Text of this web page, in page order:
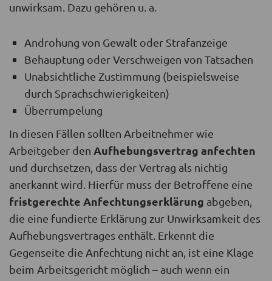
unwirksam. Dazu gehören u. a.
Androhung von Gewalt oder Strafanzeige
Behauptung oder Verschweigen von Tatsachen
Unabsichtliche Zustimmung (beispielsweise
durch Sprachschwierigkeiten)
Überrumpelung
In diesen Fällen sollten Arbeitnehmer wie
Arbeitgeber den Aufhebungsvertrag anfechten
und durchsetzen, dass der Vertrag als nichtig
anerkannt wird. Hierfür muss der Betroffene eine
fristgerechte Anfechtungserklärung abgeben,
die eine fundierte Erklärung zur Unwirksamkeit des
Aufhebungsvertrages enthält. Erkennt die
Gegenseite die Anfechtung nicht an, ist eine Klage
beim Arbeitsgericht möglich – auch wenn ein